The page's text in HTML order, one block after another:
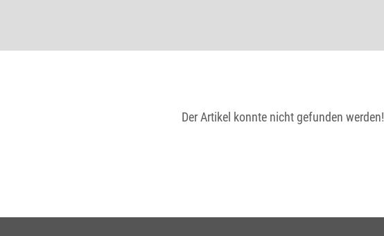
Der Artikel konnte nicht gefunden werden!